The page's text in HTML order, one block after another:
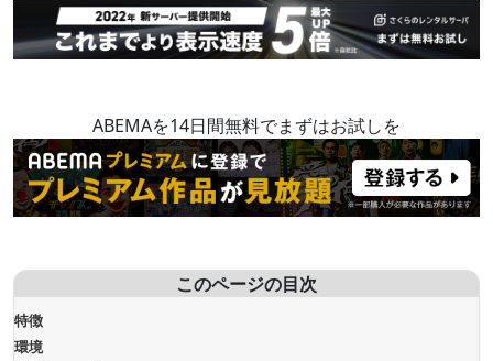
ABEMAを14日間無料でまずはお試しを
このページの目次
特徴
環境